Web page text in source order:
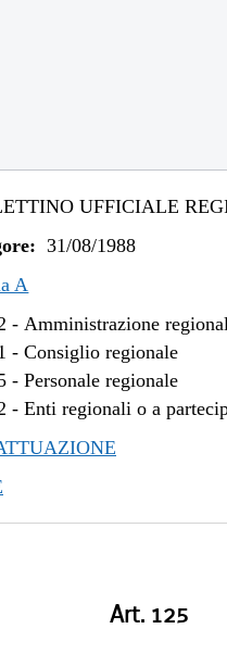
UFFICIALE
31/08/1988
A
-Amministrazione
-Consiglio regionale
-Personale regionale
-Enti regionali o a
Art. 125